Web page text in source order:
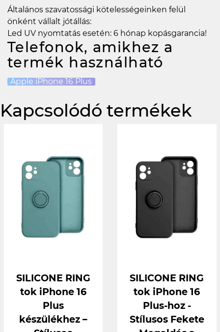
Általános szavatossági kötelességeinken felül
önként vállalt jótállás:
Led UV nyomtatás esetén: 6 hónap kopásgarancia!
Telefonok, amikhez a
termék használható
Apple iPhone 16 Plus
Kapcsolódó termékek
SILICONE RING
tok iPhone 16
Plus
készülékhez –
SILICONE RING
tok iPhone 16
Plus-hoz -
Stílusos Fekete